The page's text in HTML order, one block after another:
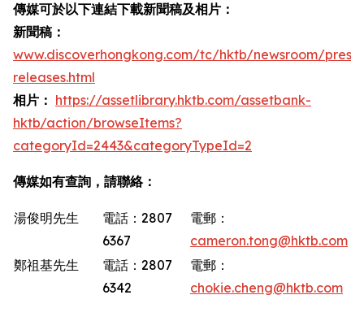
傳媒可於以下連結下載新聞稿及相片：
新聞稿：
www.discoverhongkong.com/tc/hktb/newsroom/press-
releases.html
相片： https://assetlibrary.hktb.com/assetbank-
hktb/action/browseItems?
categoryId=2443&categoryTypeId=2
傳媒如有查詢，請聯絡：
湯俊明先生
電話：2807
6367
電郵：
cameron.tong@hktb.com
鄭祖基先生
電話：2807
6342
電郵：
chokie.cheng@hktb.com